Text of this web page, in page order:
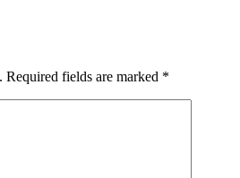
fields are marked *